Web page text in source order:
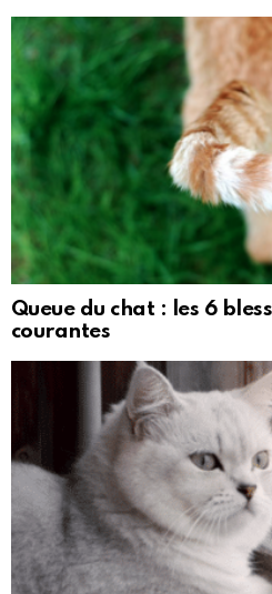
Queue du chat : les 6
courantes